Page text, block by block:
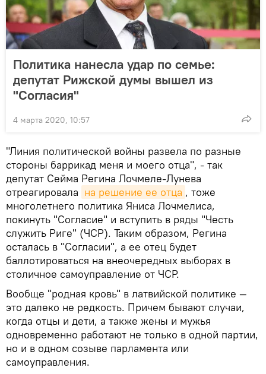
Политика нанесла удар по семье:
депутат Рижской думы вышел из
"Согласия"
4 марта 2020, 10:57
"Линия политической войны развела по разные
стороны баррикад меня и моего отца", - так
депутат Сейма Регина Лочмеле-Лунева
отреагировала на решение ее отца , тоже
многолетнего политика Яниса Лочмелиса,
покинуть "Согласие" и вступить в ряды "Честь
служить Риге" (ЧСР). Таким образом, Регина
осталась в "Согласии", а ее отец будет
баллотироваться на внеочередных выборах в
столичное самоуправление от ЧСР.
Вообще "родная кровь" в латвийской политике —
это далеко не редкость. Причем бывают случаи,
когда отцы и дети, а также жены и мужья
одновременно работают не только в одной партии,
но и в одном созыве парламента или
самоуправления.